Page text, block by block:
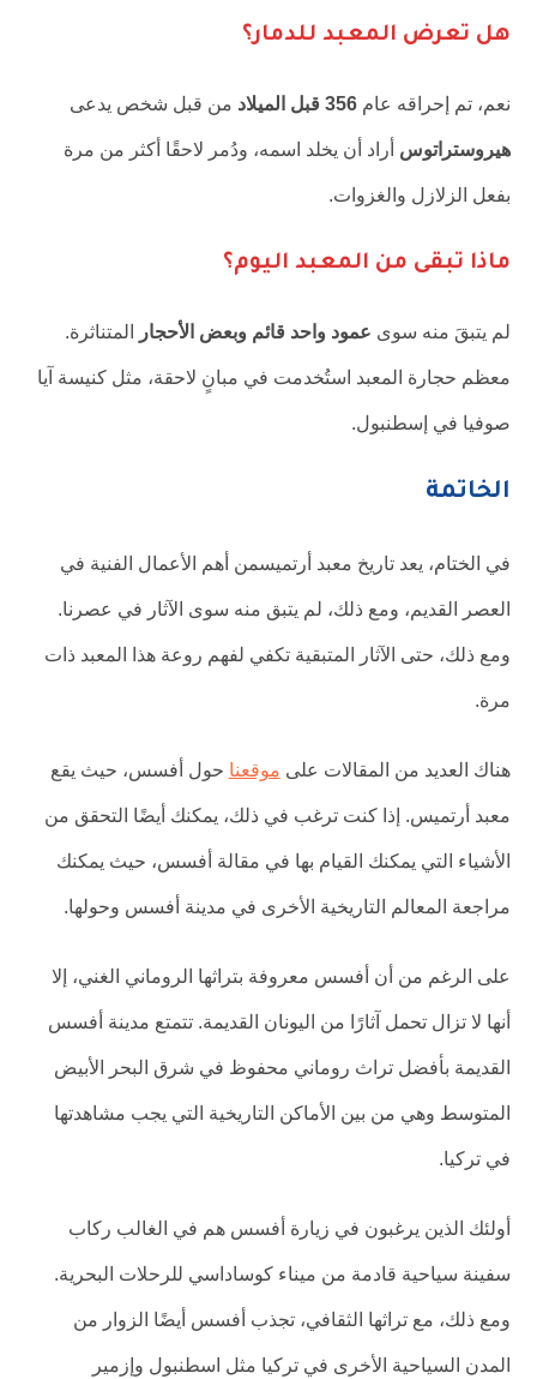
هل تعرض المعبد للدمار؟
نعم، تم إحراقه عام356 قبل الميلاد من قبل شخص يدعى
هيروستراتوس أراد أن يخلد اسمه، ودُمر لاحقًا أكثر من مرة
بفعل الزلازل والغزوات.
ماذا تبقى من المعبد اليوم؟
لم يتبقَ منه سوى عمود واحد قائم وبعض الأحجار المتناثرة.
معظم حجارة المعبد استُخدمت في مبانٍ لاحقة، مثل كنيسة آيا
صوفيا في إسطنبول.
الخاتمة
في الختام، يعد تاريخ معبد أرتميسمن أهم الأعمال الفنية في
العصر القديم، ومع ذلك، لم يتبق منه سوى الآثار في عصرنا.
ومع ذلك، حتى الآثار المتبقية تكفي لفهم روعة هذا المعبد ذات
مرة.
هناك العديد من المقالات على موقعنا حول أفسس، حيث يقع
معبد أرتميس. إذا كنت ترغب في ذلك، يمكنك أيضًا التحقق من
الأشياء التي يمكنك القيام بها في مقالة أفسس، حيث يمكنك
مراجعة المعالم التاريخية الأخرى في مدينة أفسس وحولها.
على الرغم من أن أفسس معروفة بتراثها الروماني الغني، إلا
أنها لا تزال تحمل آثارًا من اليونان القديمة. تتمتع مدينة أفسس
القديمة بأفضل تراث روماني محفوظ في شرق البحر الأبيض
المتوسط ​​وهي من بين الأماكن التاريخية التي يجب مشاهدتها
في تركيا.
أولئك الذين يرغبون في زيارة أفسس هم في الغالب ركاب
سفينة سياحية قادمة من ميناء كوساداسي للرحلات البحرية.
ومع ذلك، مع تراثها الثقافي، تجذب أفسس أيضًا الزوار من
المدن السياحية الأخرى في تركيا مثل اسطنبول وإزمير